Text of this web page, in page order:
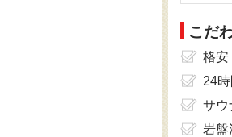
こだ
格安
24
サウ
岩盤